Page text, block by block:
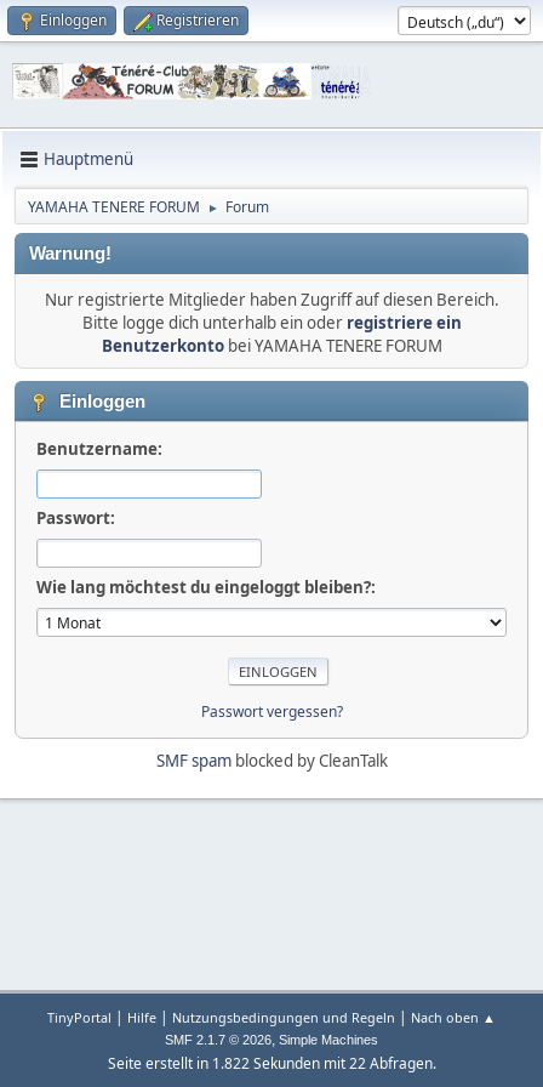
Einloggen Registrieren
Hauptmenü
YAMAHA TENERE FORUM ► Forum
Warnung!
Nur registrierte Mitglieder haben Zugriff auf diesen Bereich.
Bitte logge dich unterhalb ein oder registriere ein
Benutzerkontobei YAMAHA TENERE FORUM
Einloggen
Benutzername:
Passwort:
Wie lang möchtest du eingeloggt bleiben?:
Passwort vergessen?
SMF spamblocked by CleanTalk
TinyPortal | Hilfe | Nutzungsbedingungen und Regeln | Nach oben ▲
SMF 2.1.7 © 2026, Simple Machines
Seite erstellt in 1.822 Sekunden mit 22 Abfragen.